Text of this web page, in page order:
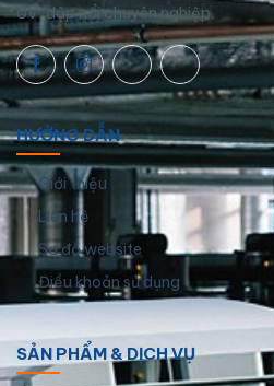
UV, dập nổi chuyên nghiệp.
HƯỚNG DẪN
Giới thiệu
Liên hệ
Sơ đồ website
Điều khoản sử dụng
SẢN PHẨM & DỊCH VỤ